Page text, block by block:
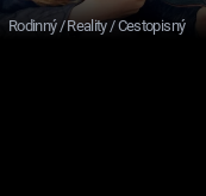
Rodinný / Reality / Cestopisný